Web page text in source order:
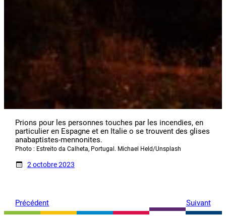
Prions pour les personnes touches par les incendies, en
particulier en Espagne et en Italie o se trouvent des glises
anabaptistes-mennonites.
Photo : Estreito da Calheta, Portugal. Michael Held/Unsplash
2 octobre 2023
Précédent Suivant